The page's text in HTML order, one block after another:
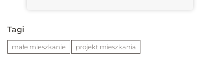
Tagi
małe mieszkanie projekt mieszkania